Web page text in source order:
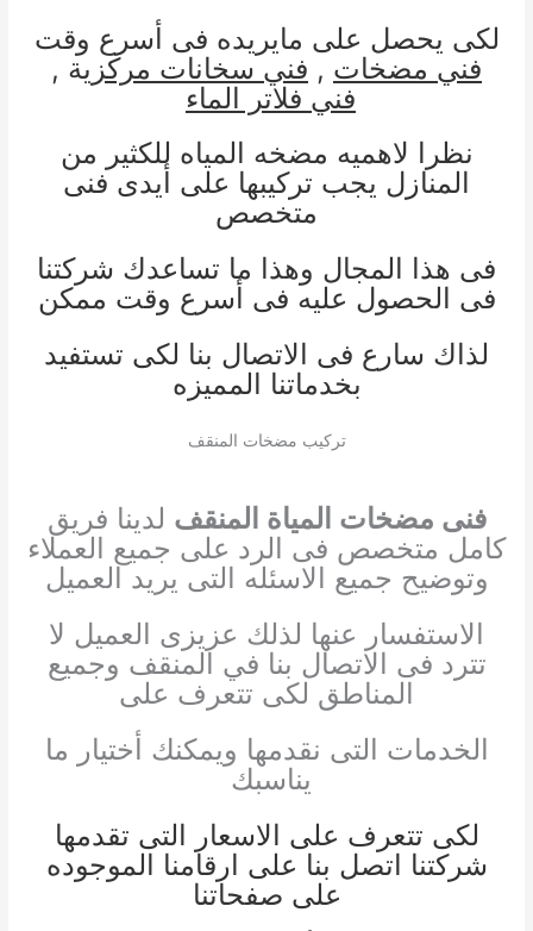
لكى يحصل على مايريده فى أسرع وقت
فني مضخات , فني سخانات مركز ية ,
فني فلاتر الماء
نظرا لاهميه مضخه المياه للكثير من
المنازل يجب تركيبها على أيدى فنى
متخصص
فى هذا المجال وهذا ما تساعدك شركتنا
فى الحصول عليه فى أسرع وقت ممكن
لذاك سارع فى الاتصال بنا لكى تستفيد
بخدماتنا المميزه
تركيب مضخات المنقف
فنى مضخات المياة المنقف لدينا فريق
كامل متخصص فى الرد على جميع العملاء
وتوضيح جميع الاسئله التى يريد العميل
الاستفسار عنها لذلك عزيزى العميل لا
تترد فى الاتصال بنا في المنقف وجميع
المناطق لكى تتعرف على
الخدمات التى نقدمها ويمكنك أختيار ما
يناسبك
لكى تتعرف على الاسعار التى تقدمها
شركتنا اتصل بنا على ارقامنا الموجوده
على صفحاتنا